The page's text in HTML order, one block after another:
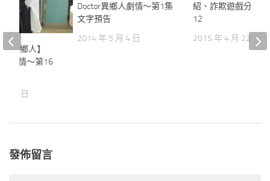
Doctor異鄉人劇情～第1集
文字預告
2014 年 5 月 4 日
紹、詐欺遊戲分集
12
2015 年 4 月 22 日
異鄉人】
劇情～第16
24 日
發佈留言